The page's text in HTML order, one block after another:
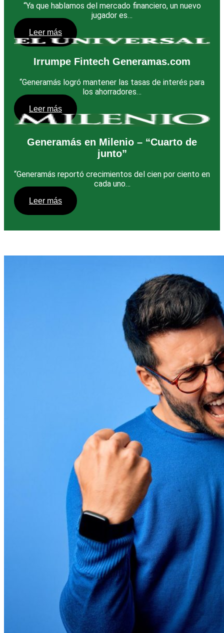
“Ya que hablamos del mercado financiero, un nuevo
jugador es…
Leer más
Irrumpe Fintech Generamas.com
“Generamás logró mantener las tasas de interés para
los ahorradores…
Leer más
Generamás en Milenio – “Cuarto de
junto”
“Generamás reportó crecimientos del cien por ciento en
cada uno…
Leer más